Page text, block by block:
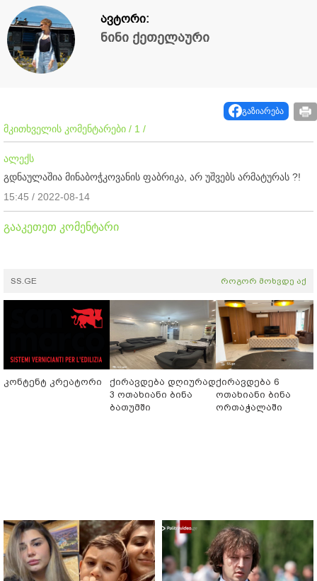
ავტორი:
ნინი ქეთელაური
გაზიარება
მკითხველის კომენტარები / 1 /
ალექს
გდნაულაშია მინაბოჭკოვანის ფაბრიკა, არ უშვებს არმატურას ?!
15:45 / 2022-08-14
გააკეთეთ კომენტარი
SS.GE როგორ მოხვდე აქ
კონტენტ კრეატორი
ქირავდება დღიურად
3 ოთახიანი ბინა
ბათუმში
ქირავდება 6
ოთახიანი ბინა
ორთაჭალაში